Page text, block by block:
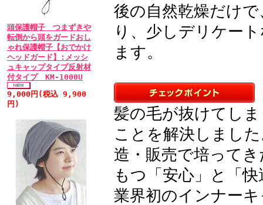
頭保護帽子 つまずきや
転倒から頭をガードおし
ゃれ保護帽子【おでかけ
ヘッドガード】:メッシ
ュキャップタイプ反射材
付タイプ KM-1000U
9,000円(税込 9,900
円)
ちよく対応していただ
で嬉しいです。巾着袋
にも便利です。迅速に
ありません。商品と一
難うございます。また
• 2011/02/23 投稿者
ル：★★★★★
ネットでの購入は不安
ネットでの購入は不安
有難うございます。
後の自然乾燥だけ
り、少しデリケー
ます。
髪の毛が抜けてし
ことを解決しまし
造・販売で培って
もつ「安心」と「
業界初のインナー